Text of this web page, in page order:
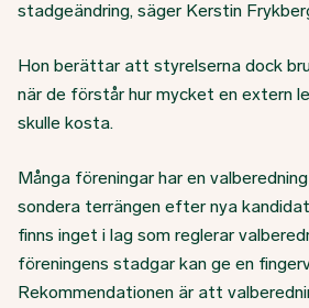
stadgeändring, säger Kerstin
Hon berättar att styrelserna dock
när de förstår hur mycket en extern
skulle kosta.
Många föreningar har en
sondera terrängen efter nya
finns inget i lag som reglerar
föreningens stadgar kan ge en
Rekommendationen är att